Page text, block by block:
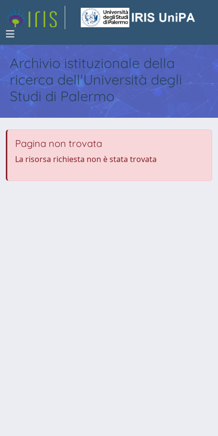
Archivio istituzionale della
ricerca dell'Università degli
Studi di Palermo
Pagina non trovata
La risorsa richiesta non è stata trovata